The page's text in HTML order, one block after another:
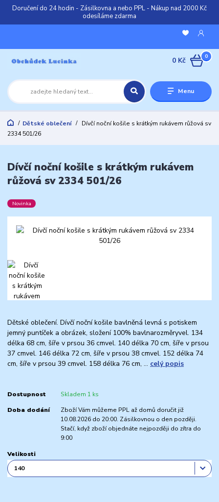
Doručení do 24 hodin - Zásilkovna a nebo PPL - Nákup nad 2000 Kč
odesíláme zdarma
Menu
0
0 Kč
Dětské oblečení
Dívčí noční košile s krátkým rukávem růžová sv
2334 501/26
Dívčí noční košile s krátkým rukávem
růžová sv 2334 501/26
Novinka
Dětské oblečení. Dívčí noční košile bavlněná levná s potiskem
jemný puntíček a obrázek, složení 100% bavlnarozměryvel. 134
délka 68 cm, šíře v prsou 36 cmvel. 140 délka 70 cm, šíře v prsou
37 cmvel. 146 délka 72 cm, šíře v prsou 38 cmvel. 152 délka 74
cm, šíře v prsou 39 cmvel. 158 délka 76 cm, ... celý popis
Dostupnost Skladem 1 ks
Doba dodání
Zboží Vám můžeme PPL až domů doručit již
10.08.2026 do 20:00. Zásilkovnou o den později.
Stačí, když zboží objednáte nejpozději do zítra do
9:00
Velikosti